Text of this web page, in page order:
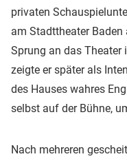
privaten
am Stadttheater
Sprung an das Theater
zeigte er später als
des Hauses wahres
selbst auf der Bühne,
Nach mehreren